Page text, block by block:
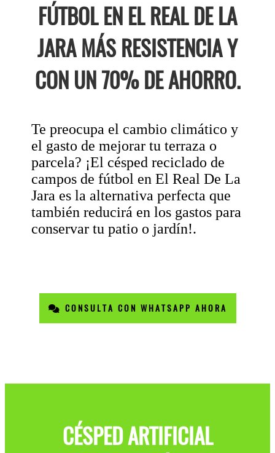
FÚTBOL EN EL REAL DE LA
JARA MÁS RESISTENCIA Y
CON UN 70% DE AHORRO.
Te preocupa el cambio climático y
el gasto de mejorar tu terraza o
parcela? ¡El césped reciclado de
campos de fútbol en El Real De La
Jara es la alternativa perfecta que
también reducirá en los gastos para
conservar tu patio o jardín!.
CONSULTA CON WHATSAPP AHORA
CÉSPED ARTIFICIAL